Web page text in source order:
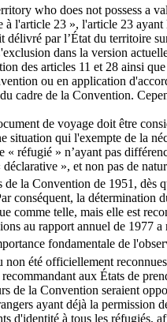
who does not possess a
l'article 23 », l'article 23
par l’État du territoire
dans la version
des articles 11 et 28 ainsi
ou en application
cadre de la Convention.
de voyage doit être
qui l'exempte de la
réfugié » n’ayant pas
», et non pas de
de la Convention de 1951,
conséquent, la
comme telle, mais elle est
au rapport annuel de 1977
fondamentale de
non été officiellement
aux États de
de la Convention seraient
ayant déjà la permission
d'identité à tous les